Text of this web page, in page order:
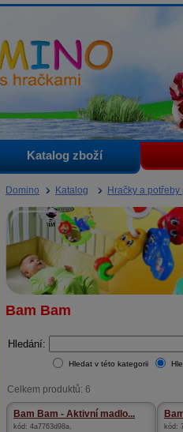
Katalog zboží
Domino Katalog Hračky a
Bam Bam
Hledání:
Hledat v této kategorii
Celkem produktů: 6
Bam Bam - Aktivní madlo...
kód: 4a7763d98a, kód: